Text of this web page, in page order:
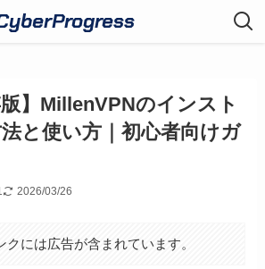
版】MillenVPNのインスト
と使い方｜初心者向けガ
2026/03/26
クには広告が含まれています。